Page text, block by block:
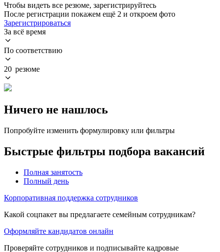
Чтобы видеть все резюме, зарегистрируйтесь
После регистрации покажем ещё 2 и откроем фото
Зарегистрироваться
За всё время
По соответствию
20 резюме
Ничего не нашлось
Попробуйте изменить формулировку или фильтры
Быстрые фильтры подбора вакансий
Полная занятость
Полный день
Корпоративная поддержка сотрудников
Какой соцпакет вы предлагаете семейным сотрудникам?
Оформляйте кандидатов онлайн
Проверяйте сотрудников и подписывайте кадровые